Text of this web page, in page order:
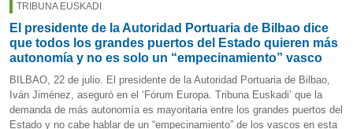
TRIBUNA EUSKADI
El presidente de la Autoridad Portuaria de Bilbao dice
que todos los grandes puertos del Estado quieren más
autonomía y no es solo un “empecinamiento” vasco
BILBAO, 22 de julio. El presidente de la Autoridad Portuaria de Bilbao,
Iván Jiménez, aseguró en el ‘Fórum Europa. Tribuna Euskadi’ que la
demanda de más autonomía es mayoritaria entre los grandes puertos del
Estado y no cabe hablar de un “empecinamiento” de los vascos en esta